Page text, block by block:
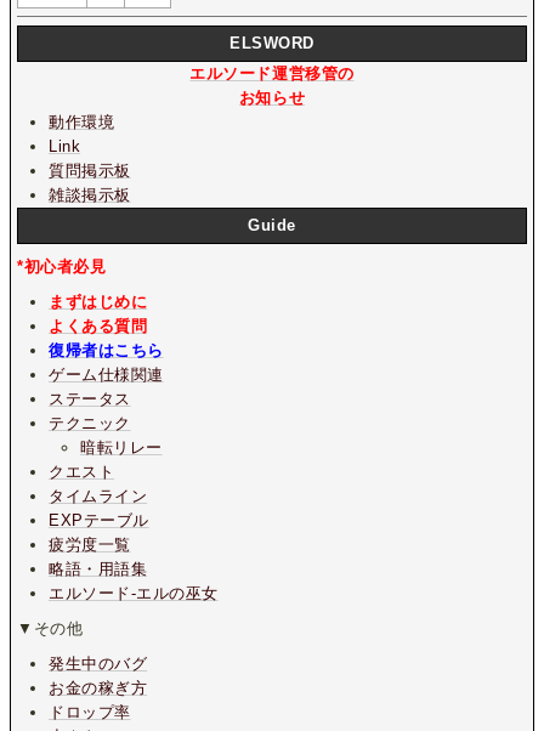
ELSWORD
エルソード運営移管の
お知らせ
動作環境
Link
質問掲示板
雑談掲示板
Guide
*初心者必見
まずはじめに
よくある質問
復帰者はこちら
ゲーム仕様関連
ステータス
テクニック
暗転リレー
クエスト
タイムライン
EXPテーブル
疲労度一覧
略語・用語集
エルソード-エルの巫女
▼その他
発生中のバグ
お金の稼ぎ方
ドロップ率